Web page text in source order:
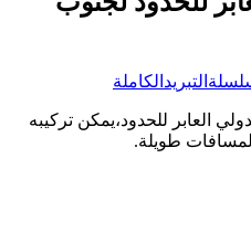
العابر للحدود،يمكن تركيبه
طويلة.